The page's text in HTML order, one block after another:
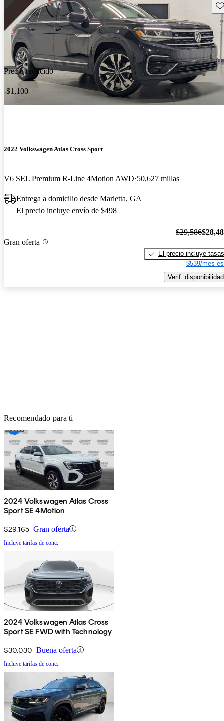
Precio reducido
-$1,100
2022 Volkswagen Atlas Cross Sport
V6 SEL Premium R-Line 4Motion AWD 50,627 millas
Entrega a domicilio desde Marietta, GA
El precio incluye envío de $498
Gran oferta
$29,586
El precio incluye tasas
$539/mes
Verif. disponibilidad
Recomendado para ti
2024 Volkswagen Atlas Cross
Sport SE 4Motion
$29,165 Gran oferta
Incluye tarifas de conc.
2024 Volkswagen Atlas Cross
Sport SE FWD with Technology
$30,030 Buena oferta
Incluye tarifas de conc.